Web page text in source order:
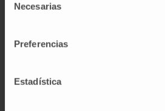
Necesarias
Preferencias
Estadística
La técnica supone un cambio
La terapia focal destruye la
clínicamente significativa
sano que la rodea. Para ello,
combinan resonancia
dirigidas y tecnologías